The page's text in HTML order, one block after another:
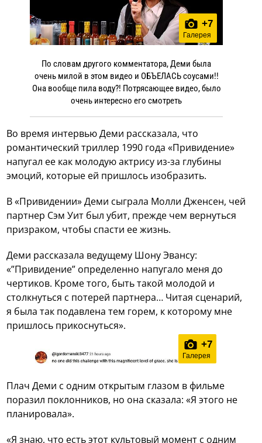
+7
Галерея
По словам другого комментатора, Деми была
очень милой в этом видео и ОБЪЕЛАСЬ соусами!!
Она вообще пила воду?! Потрясающее видео, было
очень интересно его смотреть
Во время интервью Деми рассказала, что
романтический триллер 1990 года «Привидение»
напугал ее как молодую актрису из-за глубины
эмоций, которые ей пришлось изобразить.
В «Привидении» Деми сыграла Молли Дженсен, чей
партнер Сэм Уит был убит, прежде чем вернуться
призраком, чтобы спасти ее жизнь.
Деми рассказала ведущему Шону Эвансу:
«”Привидение” определенно напугало меня до
чертиков. Кроме того, быть такой молодой и
столкнуться с потерей партнера… Читая сценарий,
я была так подавлена тем горем, к которому мне
пришлось прикоснуться».
+7
Галерея
Плач Деми с одним открытым глазом в фильме
поразил поклонников, но она сказала: «Я этого не
планировала».
«Я знаю, что есть этот культовый момент с одним